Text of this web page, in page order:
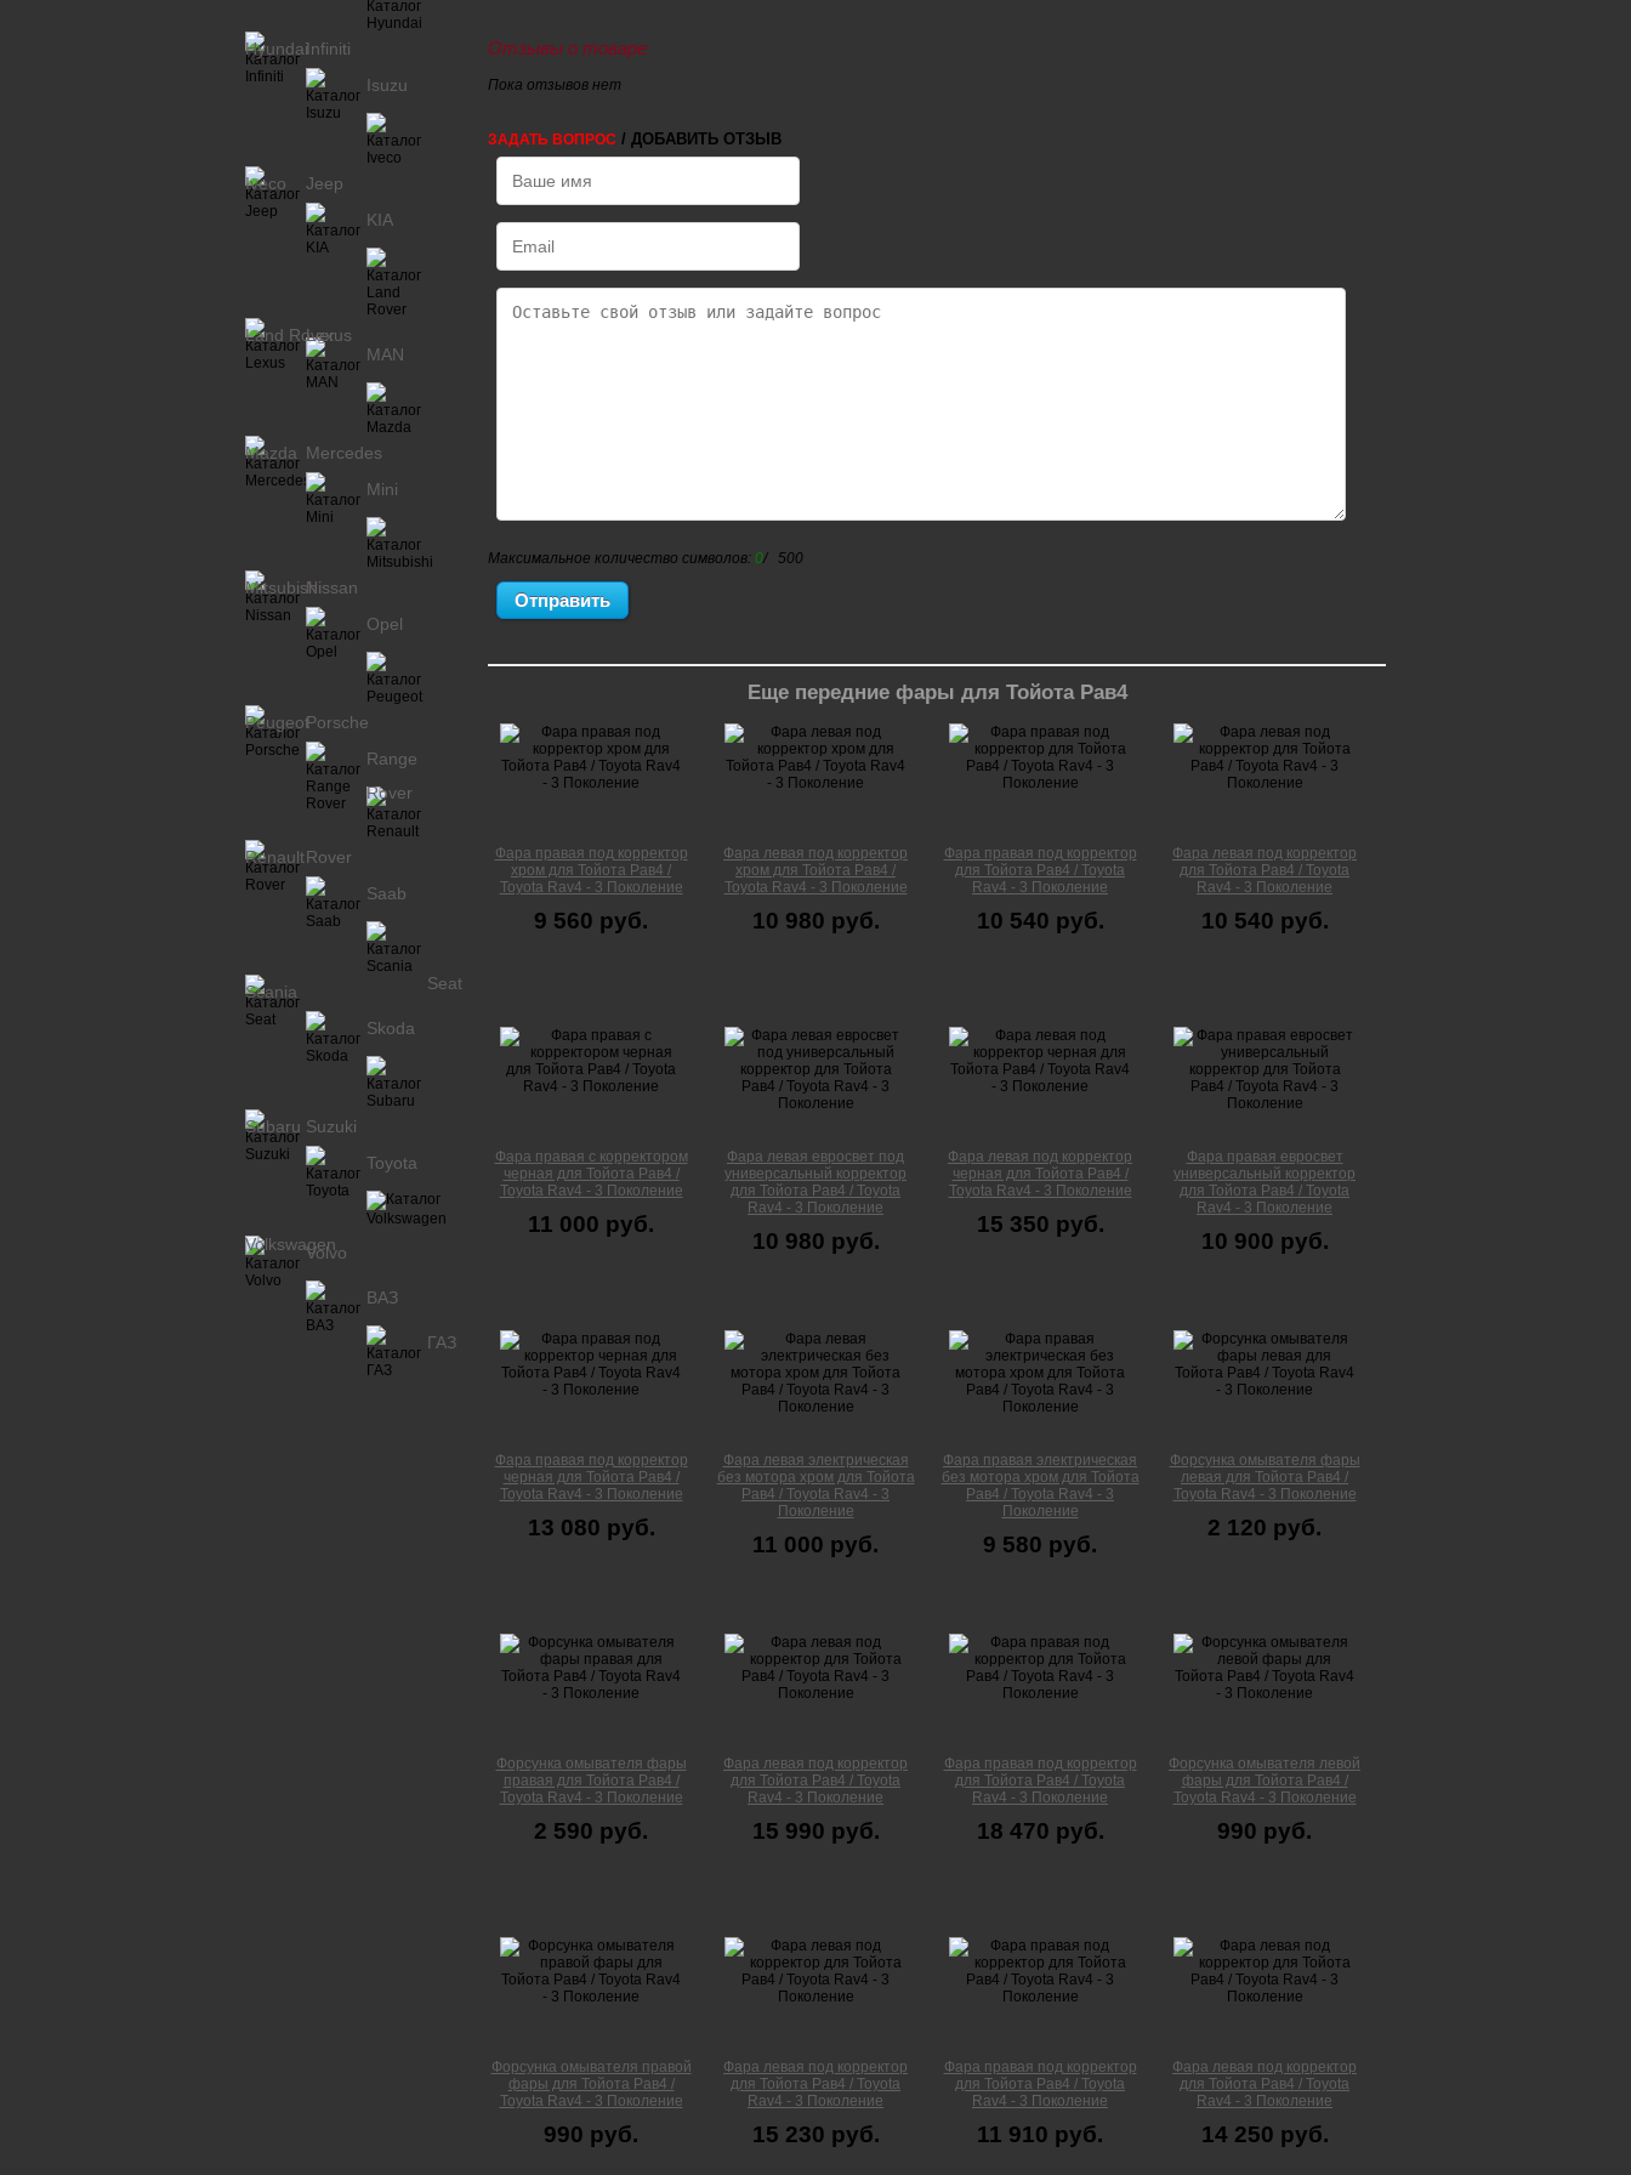
Отзывы о товаре
Пока отзывов нет
ЗАДАТЬ ВОПРОС / ДОБАВИТЬ ОТЗЫВ
Максимальное количество символов: 0/ 500
Еще передние фары для Тойота Рав4
Фара правая под корректор
хром для Тойота Рав4 /
Toyota Rav4 - 3 Поколение
9 560 руб.
Фара левая под корректор
хром для Тойота Рав4 /
Toyota Rav4 - 3 Поколение
10 980 руб.
Фара правая под корректор
для Тойота Рав4 / Toyota
Rav4 - 3 Поколение
10 540 руб.
Фара левая под корректор
для Тойота Рав4 / Toyota
Rav4 - 3 Поколение
10 540 руб.
Фара правая с корректором
черная для Тойота Рав4 /
Toyota Rav4 - 3 Поколение
11 000 руб.
Фара левая евросвет под
универсальный корректор
для Тойота Рав4 / Toyota
Rav4 - 3 Поколение
10 980 руб.
Фара левая под корректор
черная для Тойота Рав4 /
Toyota Rav4 - 3 Поколение
15 350 руб.
Фара правая евросвет
универсальный корректор
для Тойота Рав4 / Toyota
Rav4 - 3 Поколение
10 900 руб.
Фара правая под корректор
черная для Тойота Рав4 /
Toyota Rav4 - 3 Поколение
13 080 руб.
Фара левая электрическая
без мотора хром для Тойота
Рав4 / Toyota Rav4 - 3
Поколение
11 000 руб.
Фара правая электрическая
без мотора хром для Тойота
Рав4 / Toyota Rav4 - 3
Поколение
9 580 руб.
Форсунка омывателя фары
левая для Тойота Рав4 /
Toyota Rav4 - 3 Поколение
2 120 руб.
Форсунка омывателя фары
правая для Тойота Рав4 /
Toyota Rav4 - 3 Поколение
2 590 руб.
Фара левая под корректор
для Тойота Рав4 / Toyota
Rav4 - 3 Поколение
15 990 руб.
Фара правая под корректор
для Тойота Рав4 / Toyota
Rav4 - 3 Поколение
18 470 руб.
Форсунка омывателя левой
фары для Тойота Рав4 /
Toyota Rav4 - 3 Поколение
990 руб.
Форсунка омывателя правой
фары для Тойота Рав4 /
Toyota Rav4 - 3 Поколение
990 руб.
Фара левая под корректор
для Тойота Рав4 / Toyota
Rav4 - 3 Поколение
15 230 руб.
Фара правая под корректор
для Тойота Рав4 / Toyota
Rav4 - 3 Поколение
11 910 руб.
Фара левая под корректор
для Тойота Рав4 / Toyota
Rav4 - 3 Поколение
14 250 руб.
HyundaiInfiniti
Isuzu
Iveco
Jeep
KIA
Land Rover
Lexus
MAN
Mazda Mercedes
Mini
MitsubishiNissan
Opel
PeugeotPorsche
Range
Rover
RenaultRover
Saab
Scania Seat
Skoda
Subaru Suzuki
Toyota
Volkswagen
Volvo
ВАЗ
ГАЗ